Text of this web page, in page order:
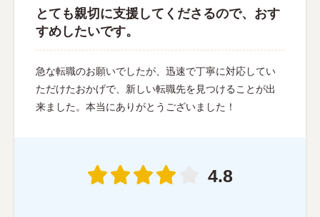
とても親切に支援してくださるので、おす
すめしたいです。
急な転職のお願いでしたが、迅速で丁寧に対応してい
ただけたおかげで、新しい転職先を見つけることが出
来ました。本当にありがとうございました！
4.8